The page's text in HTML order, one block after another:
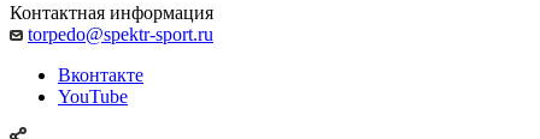
Контактная информация
torpedo@spektr-sport.ru
Вконтакте
YouTube